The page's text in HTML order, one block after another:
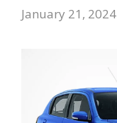
January 21, 2024